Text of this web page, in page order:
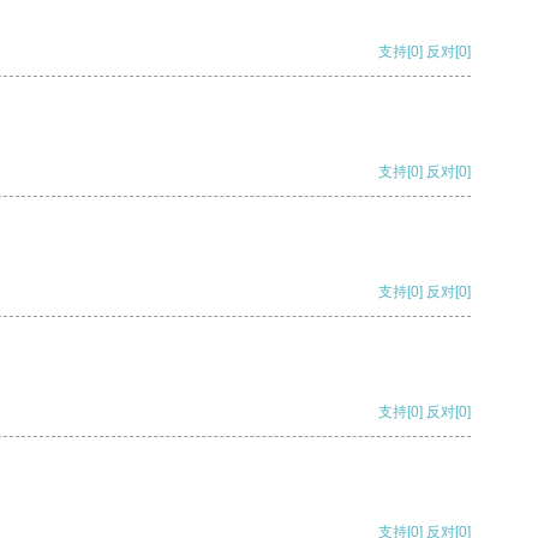
支持[0] 反对[0]
支持[0] 反对[0]
支持[0] 反对[0]
支持[0] 反对[0]
支持[0] 反对[0]